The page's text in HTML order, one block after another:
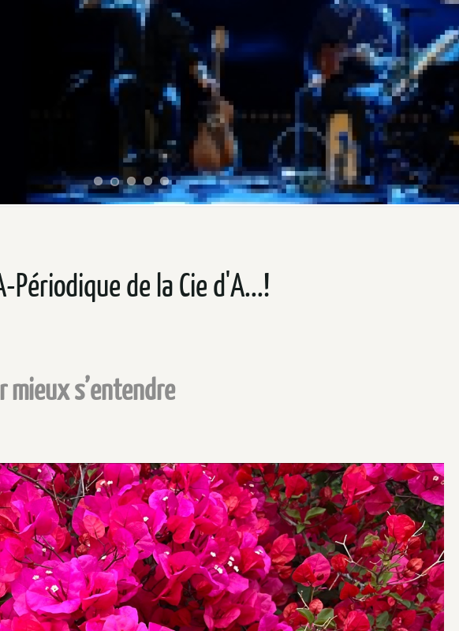
Périodique de la Cie d'A...!
mieux s’entendre